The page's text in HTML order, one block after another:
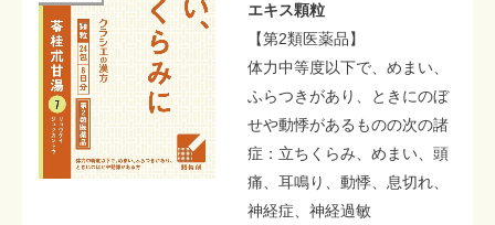
エキス顆粒
【第2類医薬品】
体力中等度以下で、めまい、
ふらつきがあり、ときにのぼ
せや動悸があるものの次の諸
症：立ちくらみ、めまい、頭
痛、耳鳴り、動悸、息切れ、
神経症、神経過敏